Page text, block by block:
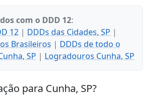
com o DDD 12:
12 | DDDs das Cidades, SP |
Brasileiros | DDDs de todo o
SP | Logradouros Cunha, SP
para Cunha, SP?